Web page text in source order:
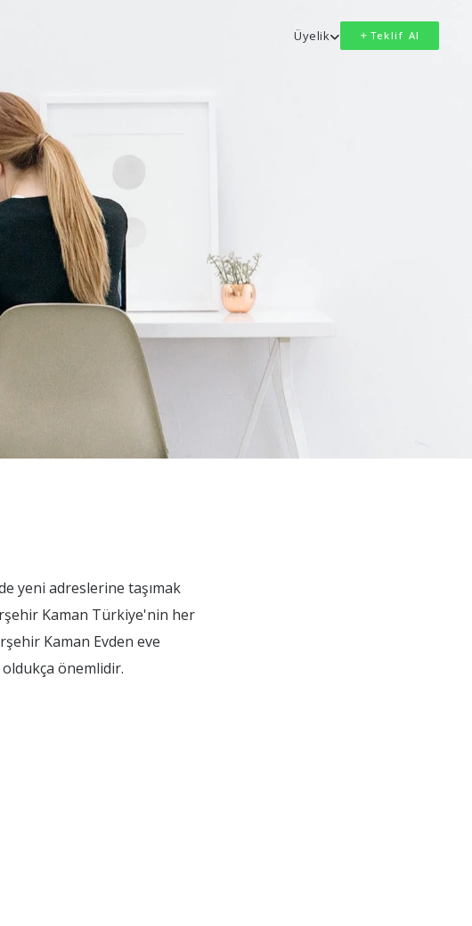
Üyelik Teklif Al
yeni adreslerine taşımak
Kaman Türkiye'nin her
Kaman Evden eve
önemlidir.